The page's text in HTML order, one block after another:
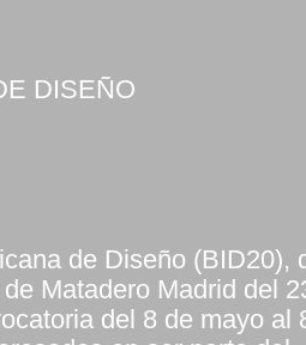
DISEÑO
de Diseño (BID20),
Matadero Madrid del
del 8 de mayo al